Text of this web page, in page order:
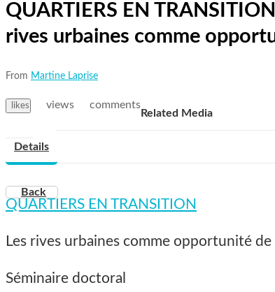
QUARTIERS EN
rives urbaines comme
From Martine Laprise
likes views comments
Related Media
Details
Back
QUARTIERS EN TRANSITION
Les rives urbaines comme opportunité
Séminaire doctoral